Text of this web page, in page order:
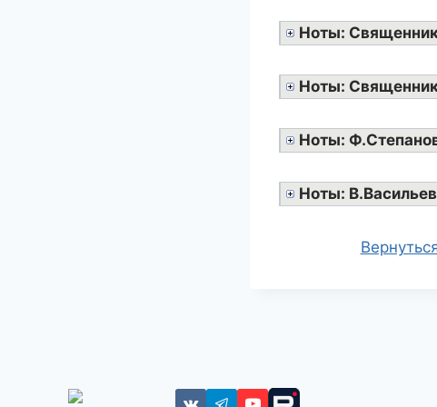
Ноты:
Ноты:
Ноты:
Ноты: